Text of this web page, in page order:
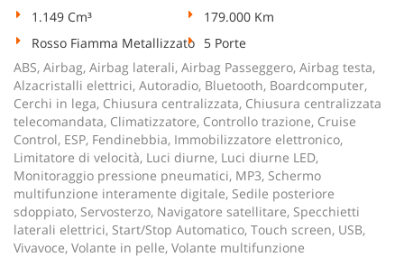
1.149 Cm³
179.000 Km
Rosso Fiamma Metallizzato 5 Porte
ABS, Airbag, Airbag laterali, Airbag Passeggero, Airbag testa,
Alzacristalli elettrici, Autoradio, Bluetooth, Boardcomputer,
Cerchi in lega, Chiusura centralizzata, Chiusura centralizzata
telecomandata, Climatizzatore, Controllo trazione, Cruise
Control, ESP, Fendinebbia, Immobilizzatore elettronico,
Limitatore di velocità, Luci diurne, Luci diurne LED,
Monitoraggio pressione pneumatici, MP3, Schermo
multifunzione interamente digitale, Sedile posteriore
sdoppiato, Servosterzo, Navigatore satellitare, Specchietti
laterali elettrici, Start/Stop Automatico, Touch screen, USB,
Vivavoce, Volante in pelle, Volante multifunzione